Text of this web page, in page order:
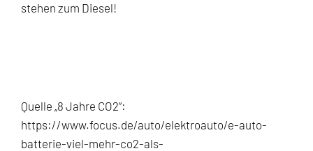
stehen zum Diesel!
Quelle „8 Jahre CO2“:
https://www.focus.de/auto/elektroauto/e-auto-
batterie-viel-mehr-co2-als-